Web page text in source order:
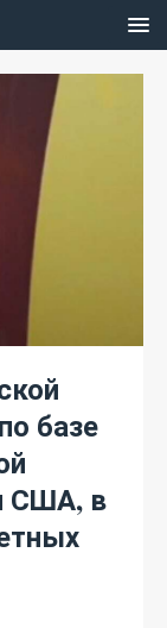
базе
США, в